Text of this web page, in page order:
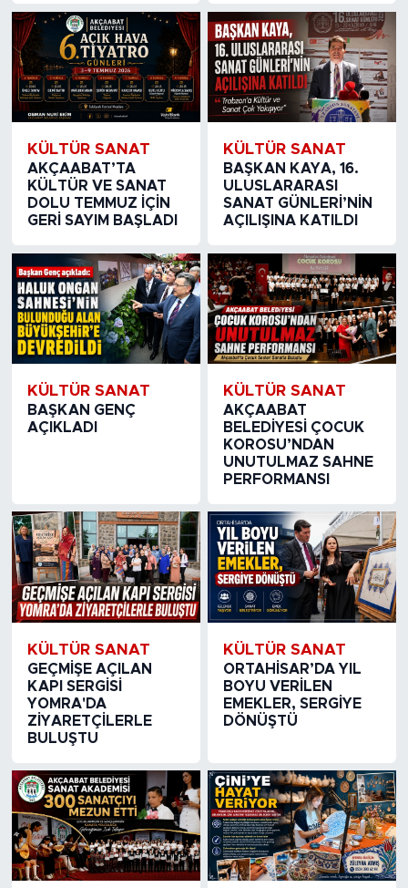
KÜLTÜR SANAT
AKÇAABAT’TA
KÜLTÜR VE SANAT
DOLU TEMMUZ İÇİN
GERİ SAYIM BAŞLADI
KÜLTÜR SANAT
BAŞKAN KAYA, 16.
ULUSLARARASI
SANAT GÜNLERİ’NİN
AÇILIŞINA KATILDI
KÜLTÜR SANAT
BAŞKAN GENÇ
AÇIKLADI
KÜLTÜR SANAT
AKÇAABAT
BELEDİYESİ ÇOCUK
KOROSU’NDAN
UNUTULMAZ SAHNE
PERFORMANSI
KÜLTÜR SANAT
GEÇMİŞE AÇILAN
KAPI SERGİSİ
YOMRA'DA
ZİYARETÇİLERLE
BULUŞTU
KÜLTÜR SANAT
ORTAHİSAR’DA YIL
BOYU VERİLEN
EMEKLER, SERGİYE
DÖNÜŞTÜ